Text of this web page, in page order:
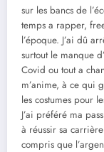
sur les bancs de
temps a rapper,
l’époque. J’ai dû
surtout le manque
Covid ou tout a
m’anime, à ce qui
les costumes pour
J’ai préféré ma
à réussir sa
compris que